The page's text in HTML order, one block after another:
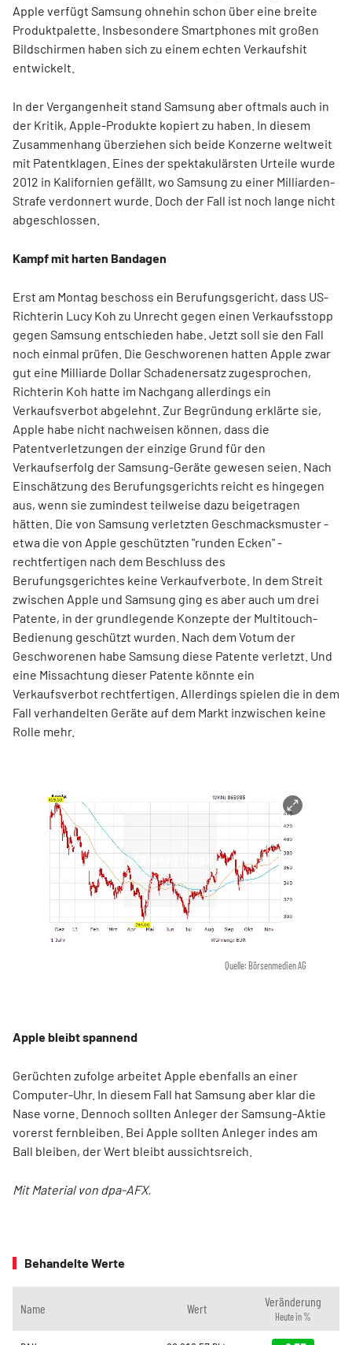
Apple verfügt Samsung ohnehin schon über eine breite
Produktpalette. Insbesondere Smartphones mit großen
Bildschirmen haben sich zu einem echten Verkaufshit
entwickelt.
In der Vergangenheit stand Samsung aber oftmals auch in
der Kritik, Apple-Produkte kopiert zu haben. In diesem
Zusammenhang überziehen sich beide Konzerne weltweit
mit Patentklagen. Eines der spektakulärsten Urteile wurde
2012 in Kalifornien gefällt, wo Samsung zu einer Milliarden-
Strafe verdonnert wurde. Doch der Fall ist noch lange nicht
abgeschlossen.
Kampf mit harten Bandagen
Erst am Montag beschoss ein Berufungsgericht, dass US-
Richterin Lucy Koh zu Unrecht gegen einen Verkaufsstopp
gegen Samsung entschieden habe. Jetzt soll sie den Fall
noch einmal prüfen. Die Geschworenen hatten Apple zwar
gut eine Milliarde Dollar Schadenersatz zugesprochen,
Richterin Koh hatte im Nachgang allerdings ein
Verkaufsverbot abgelehnt. Zur Begründung erklärte sie,
Apple habe nicht nachweisen können, dass die
Patentverletzungen der einzige Grund für den
Verkaufserfolg der Samsung-Geräte gewesen seien. Nach
Einschätzung des Berufungsgerichts reicht es hingegen
aus, wenn sie zumindest teilweise dazu beigetragen
hätten. Die von Samsung verletzten Geschmacksmuster -
etwa die von Apple geschützten "runden Ecken" -
rechtfertigen nach dem Beschluss des
Berufungsgerichtes keine Verkaufverbote. In dem Streit
zwischen Apple und Samsung ging es aber auch um drei
Patente, in der grundlegende Konzepte der Multitouch-
Bedienung geschützt wurden. Nach dem Votum der
Geschworenen habe Samsung diese Patente verletzt. Und
eine Missachtung dieser Patente könnte ein
Verkaufsverbot rechtfertigen. Allerdings spielen die in dem
Fall verhandelten Geräte auf dem Markt inzwischen keine
Rolle mehr.
Quelle: Börsenmedien AG
Apple bleibt spannend
Gerüchten zufolge arbeitet Apple ebenfalls an einer
Computer-Uhr. In diesem Fall hat Samsung aber klar die
Nase vorne. Dennoch sollten Anleger der Samsung-Aktie
vorerst fernbleiben. Bei Apple sollten Anleger indes am
Ball bleiben, der Wert bleibt aussichtsreich.
Mit Material von dpa-AFX.
Behandelte Werte
Name Wert Veränderung
Heute in %